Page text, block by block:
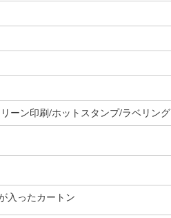
ーン印刷/ホットスタンプ/ラベリング
入ったカートン